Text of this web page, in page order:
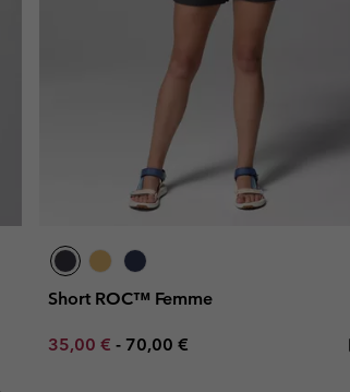
Short ROC™ Femme
Minimum sale price:
35,00 € - Maximum price:
70,00 €